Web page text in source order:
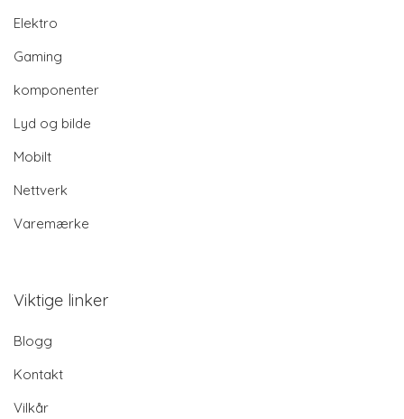
Elektro
Gaming
komponenter
Lyd og bilde
Mobilt
Nettverk
Varemærke
Viktige linker
Blogg
Kontakt
Vilkår